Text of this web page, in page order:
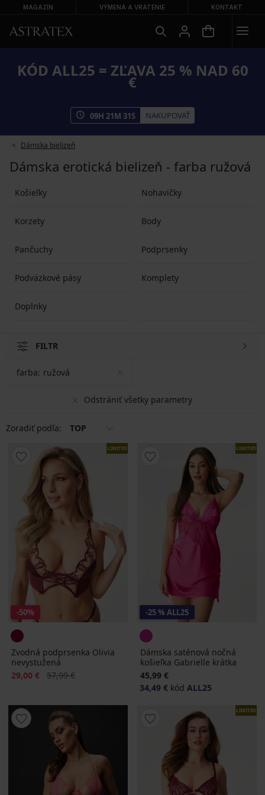
MAGAZÍN VÝMENA A VRÁTENIE KONTAKT
KÓD ALL25 = ZĽAVA 25 % NAD 60
€
09H 21M 31S NAKUPOVAŤ
Dámska bielizeň
Dámska erotická bielizeň - farba ružová
Košieľky Nohavičky
Korzety Body
Pančuchy Podprsenky
Podväzkové pásy Komplety
Doplnky
FILTR
Odstrániť všetky parametry
farba: ružová
Zoradiť podľa: TOP
LIMITED
-50%
Zvodná podprsenka Olivia
nevystužená
Zľava
29,00 € Pôvodná cena
57,99 €
LIMITED
-25 % ALL25
Dámska saténová nočná
košieľka Gabrielle krátka
45,99 €
34,49 € kód ALL25
LIMITED